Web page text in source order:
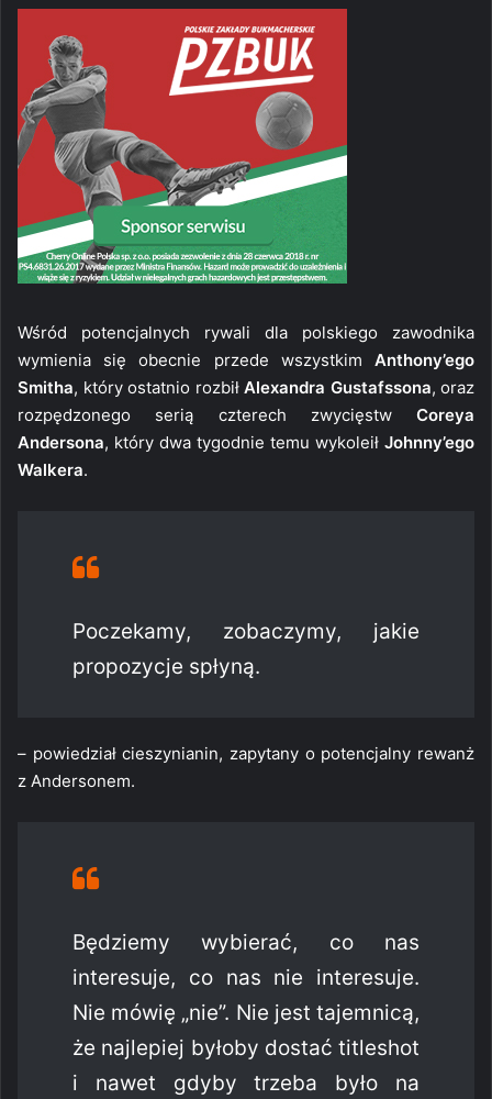
Wśród potencjalnych rywali dla polskiego zawodnika
wymienia się obecnie przede wszystkim Anthony’ego
Smitha, który ostatnio rozbił Alexandra Gustafssona, oraz
rozpędzonego serią czterech zwycięstw Coreya
Andersona, który dwa tygodnie temu wykoleił Johnny’ego
Walkera.
Poczekamy, zobaczymy, jakie
propozycje spłyną.
– powiedział cieszynianin, zapytany o potencjalny rewanż
z Andersonem.
Będziemy wybierać, co nas
interesuje, co nas nie interesuje.
Nie mówię „nie”. Nie jest tajemnicą,
że najlepiej byłoby dostać titleshot
i nawet gdyby trzeba było na